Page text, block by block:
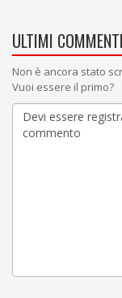
ULTIMI
Non è ancora stato
Vuoi essere il primo?